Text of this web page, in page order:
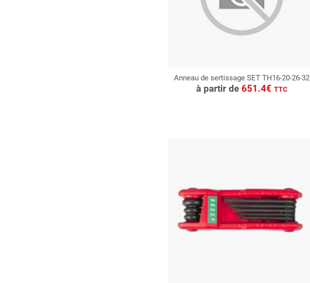
Anneau de sertissage SET TH16-20-26-32
à partir de 651.4€ TTC
CONSULTER
Demande de devis